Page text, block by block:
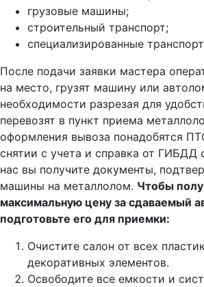
грузовые машины;
строительный транспорт;
специализированные
После подачи заявки мастера
на место, грузят машину или
необходимости разрезая для
перевозят в пункт приема
оформления вывоза понадобятся
снятии с учета и справка от ГИБДД
нас вы получите документы,
машины на металлолом. Чтобы
максимальную цену за сдаваемый
подготовьте его для приемки:
Очистите салон от всех
декоративных элементов.
Освободите все емкости и